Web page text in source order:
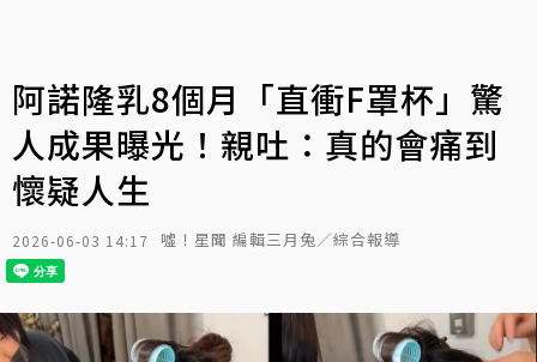
阿諾隆乳8個月「直衝F罩杯」驚
人成果曝光！親吐：真的會痛到
懷疑人生
2026-06-03 14:17 噓！星聞 編輯三月兔／綜合報導